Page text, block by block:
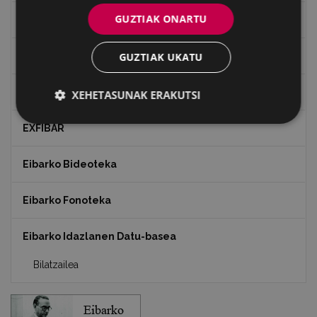
"Gure Herria" aldizkaria
Txostenak eta dokumentuak
EXFIBAR
Eibarko Bideoteka
Eibarko Fonoteka
Eibarko Idazlanen Datu-basea
Bilatzailea
GUZTIAK ONARTU
GUZTIAK UKATU
XEHETASUNAK ERAKUTSI